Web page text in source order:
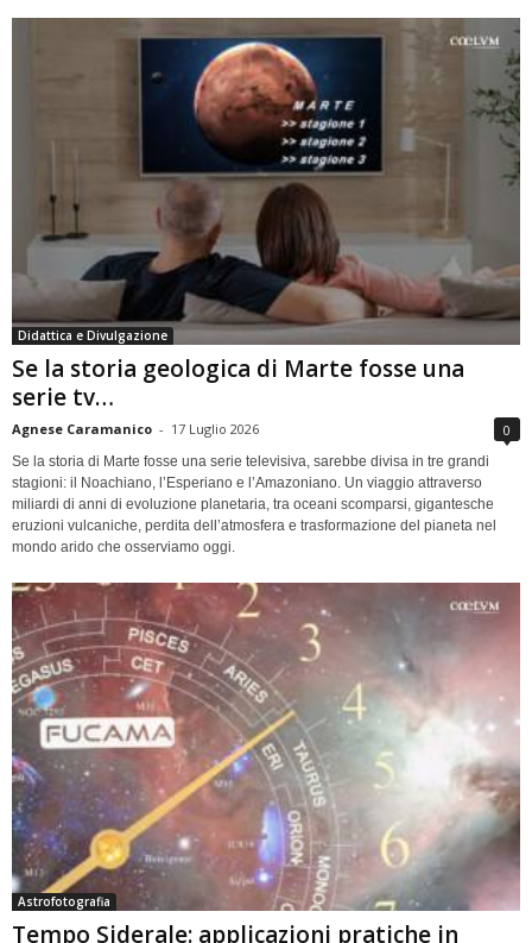
Didattica e Divulgazione
Se la storia geologica di Marte fosse una
serie tv…
Agnese Caramanico - 17 Luglio 2026 0
Se la storia di Marte fosse una serie televisiva, sarebbe divisa in tre grandi
stagioni: il Noachiano, l’Esperiano e l’Amazoniano. Un viaggio attraverso
miliardi di anni di evoluzione planetaria, tra oceani scomparsi, gigantesche
eruzioni vulcaniche, perdita dell’atmosfera e trasformazione del pianeta nel
mondo arido che osserviamo oggi.
Astrofotografia
Tempo Siderale: applicazioni pratiche in